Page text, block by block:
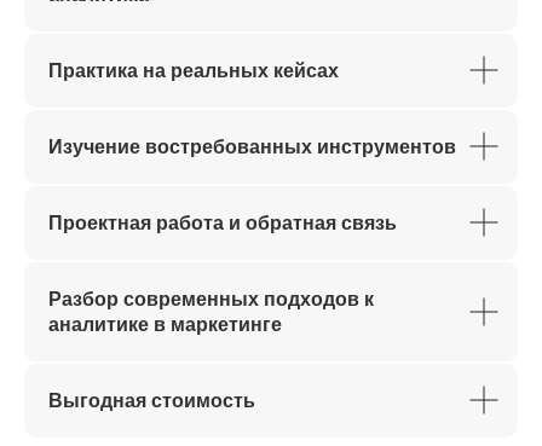
Практика на реальных кейсах
Изучение востребованных инструментов
Проектная работа и обратная связь
Разбор современных подходов к
аналитике в маркетинге
Выгодная стоимость